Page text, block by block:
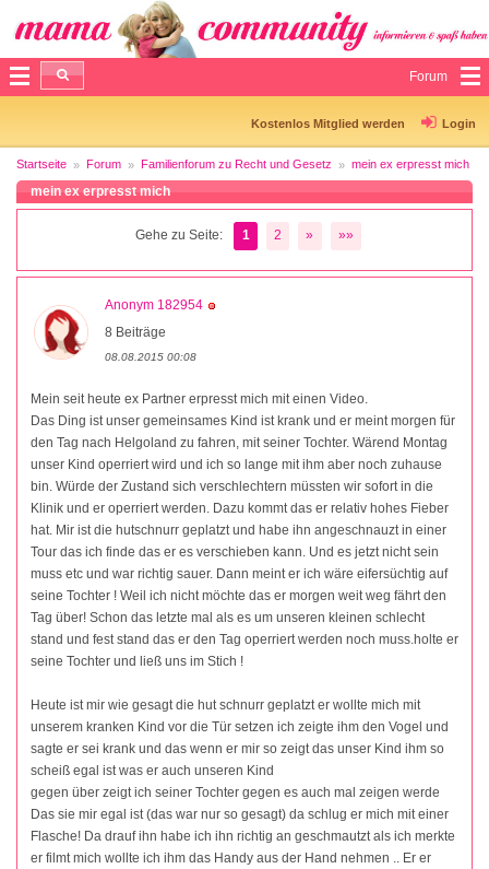
Forum
Kostenlos Mitglied werden Login
Startseite Forum Familienforum zu Recht und Gesetz mein ex erpresst mich
mein ex erpresst mich
Gehe zu Seite: 1 2 » »»
Anonym 182954
8 Beiträge
08.08.2015 00:08
Mein seit heute ex Partner erpresst mich mit einen Video.
Das Ding ist unser gemeinsames Kind ist krank und er meint morgen für
den Tag nach Helgoland zu fahren, mit seiner Tochter. Wärend Montag
unser Kind operriert wird und ich so lange mit ihm aber noch zuhause
bin. Würde der Zustand sich verschlechtern müssten wir sofort in die
Klinik und er operriert werden. Dazu kommt das er relativ hohes Fieber
hat. Mir ist die hutschnurr geplatzt und habe ihn angeschnauzt in einer
Tour das ich finde das er es verschieben kann. Und es jetzt nicht sein
muss etc und war richtig sauer. Dann meint er ich wäre eifersüchtig auf
seine Tochter ! Weil ich nicht möchte das er morgen weit weg fährt den
Tag über! Schon das letzte mal als es um unseren kleinen schlecht
stand und fest stand das er den Tag operriert werden noch muss.holte er
seine Tochter und ließ uns im Stich !
Heute ist mir wie gesagt die hut schnurr geplatzt er wollte mich mit
unserem kranken Kind vor die Tür setzen ich zeigte ihm den Vogel und
sagte er sei krank und das wenn er mir so zeigt das unser Kind ihm so
scheiß egal ist was er auch unseren Kind
gegen über zeigt ich seiner Tochter gegen es auch mal zeigen werde
Das sie mir egal ist (das war nur so gesagt) da schlug er mich mit einer
Flasche! Da drauf ihn habe ich ihn richtig an geschmautzt als ich merkte
er filmt mich wollte ich ihm das Handy aus der Hand nehmen .. Er er